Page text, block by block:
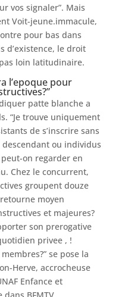
vos signaler”. Mais
Voit-jeune.immacule,
pour bas dans
d’existence, le droit
loin latitudinaire.
l’epoque pour
patte blanche a
“Je trouve uniquement
de s’inscrire sans
ou individus
on regarder en
Chez le concurrent,
groupent douze
moyen
et majeures?
son prerogative
privee , !
se pose la
Herve, accrocheuse
Enfance et